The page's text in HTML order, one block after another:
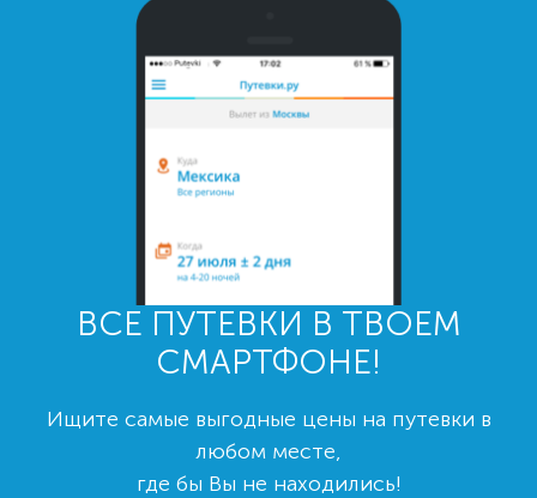
ВСЕ ПУТЕВКИ В ТВОЕМ
СМАРТФОНЕ!
Ищите самые выгодные цены на путевки в
любом месте,
где бы Вы не находились!